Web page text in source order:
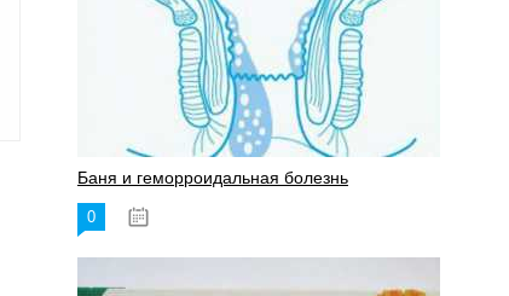
Баня и геморроидальная болезнь
0